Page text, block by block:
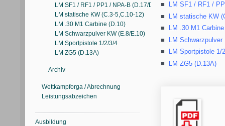
LM SF1 / RF1 /
LM statische KW
LM .30 M1
LM
LM Sportpistole 1/
LM ZG5 (D.13A)
LM SF1 / RF1 / PP1 / NPA-B (D.17/D.17A/D.17B)
LM statische KW (C.3-5,C.10-12)
LM .30 M1 Carbine (D.10)
LM Schwarzpulver KW (E.8/E.10)
LM Sportpistole 1/2/3/4
LM ZG5 (D.13A)
Archiv
Wettkampforga / Abrechnung
Leistungsabzeichen
Ausbildung